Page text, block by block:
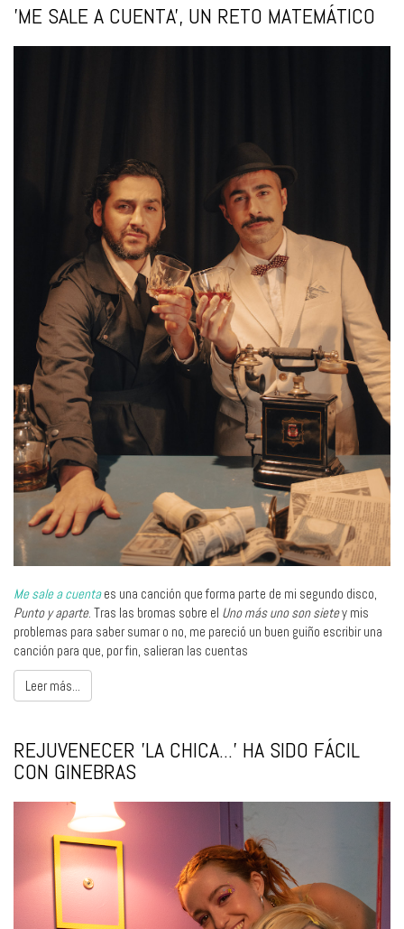
'ME SALE A CUENTA', UN RETO MATEMÁTICO
Me sale a cuenta es una canción que forma parte de mi segundo disco,
Punto y aparte. Tras las bromas sobre el Uno más uno son sietey mis
problemas para saber sumar o no, me pareció un buen guiño escribir una
canción para que, por fin, salieran las cuentas
Leer más...
REJUVENECER 'LA CHICA...' HA SIDO FÁCIL
CON GINEBRAS